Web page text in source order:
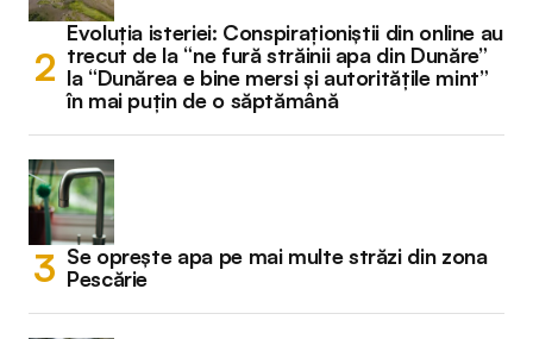
Evoluția isteriei: Conspiraționiștii din online au
trecut de la “ne fură străinii apa din Dunăre”
la “Dunărea e bine mersi și autoritățile mint”
în mai puțin de o săptămână
Se oprește apa pe mai multe străzi din zona
Pescărie